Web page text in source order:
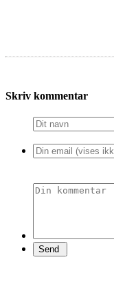
Skriv kommentar